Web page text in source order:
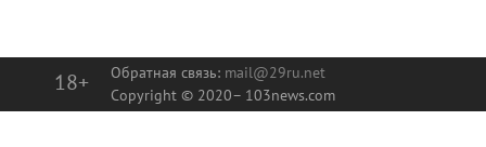
18+ Обратная связь: mail@29ru.net
Copyright © 2020– 103news.com